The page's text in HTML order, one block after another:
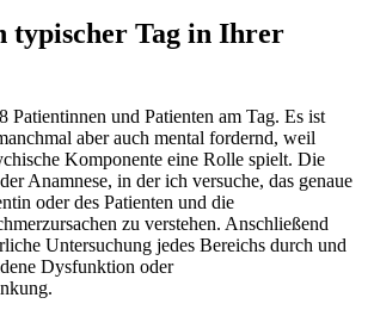
typischer Tag in Ihrer
Patientinnen und Patienten am Tag. Es ist
aber auch mental fordernd, weil
Komponente eine Rolle spielt. Die
Anamnese, in der ich versuche, das genaue
oder des Patienten und die
zu verstehen. Anschließend
Untersuchung jedes Bereichs durch und
Dysfunktion oder